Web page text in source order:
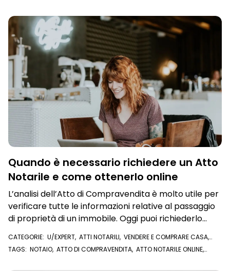
Quando è necessario richiedere un Atto
Notarile e come ottenerlo online
L’analisi dell’Atto di Compravendita è molto utile per
verificare tutte le informazioni relative al passaggio
di proprietà di un immobile. Oggi puoi richiederlo
anche da app
CATEGORIE: U/EXPERT, ATTI NOTARILI, VENDERE E COMPRARE CASA,
STRUMENTI ANTI TRUFFA , VISURE E DOCUMENTI ONLINE,IN PRIMO PIANO
TAGS: NOTAIO, ATTO DI COMPRAVENDITA, ATTO NOTARILE ONLINE,